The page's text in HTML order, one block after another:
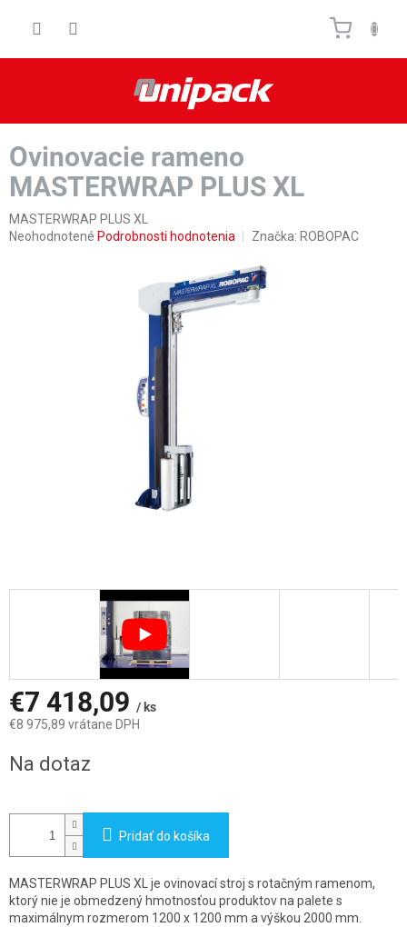
Ovinovacie rameno
MASTERWRAP PLUS XL
MASTERWRAP PLUS XL
Priemerné
Neohodnotené Podrobnosti hodnotenia Značka: ROBOPAC
€7 418,09 / ks
€8 975,89 vrátane DPH
cena:
Na dotaz
Pridať do košíka
MASTERWRAP PLUS XL je ovinovací stroj s rotačným ramenom,
ktorý nie je obmedzený hmotnosťou produktov na palete s
maximálnym rozmerom 1200 x 1200 mm a výškou 2000 mm.